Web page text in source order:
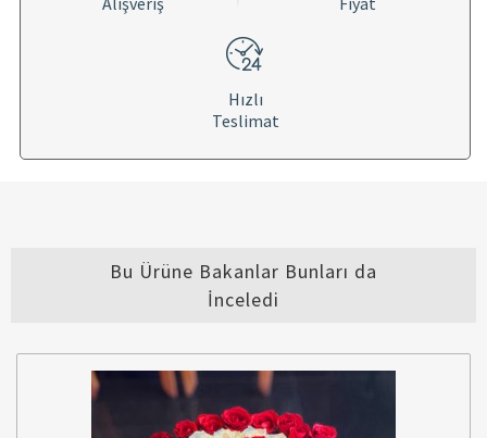
Hızlı
Teslimat
Bu Ürüne Bakanlar Bunları da
İnceledi